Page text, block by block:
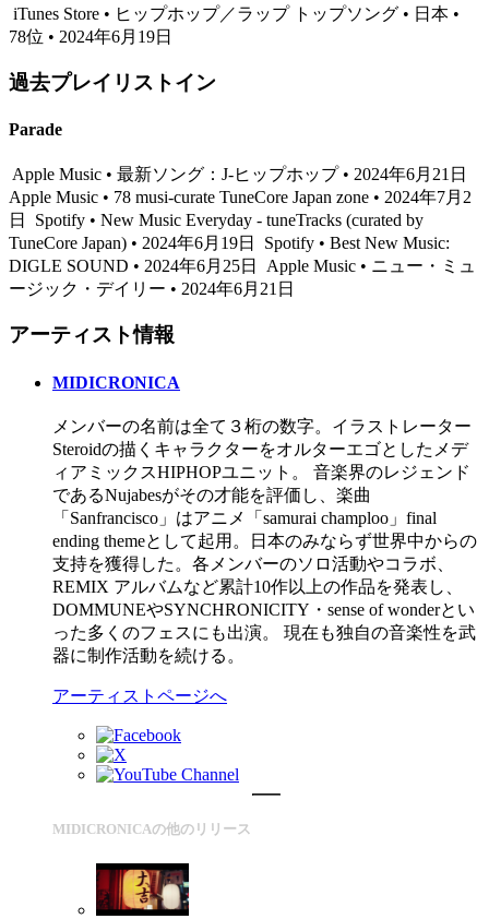
iTunes Store • ヒップホップ／ラップ トップソング • 日本 •
78位 • 2024年6月19日
過去プレイリストイン
Parade
Apple Music • 最新ソング：J-ヒップホップ • 2024年6月21日
Apple Music • 78 musi-curate TuneCore Japan zone • 2024年7月2
日
Spotify • New Music Everyday - tuneTracks (curated by
TuneCore Japan) • 2024年6月19日
Spotify • Best New Music:
DIGLE SOUND • 2024年6月25日
Apple Music • ニュー・ミュ
ージック・デイリー • 2024年6月21日
アーティスト情報
MIDICRONICA
メンバーの名前は全て３桁の数字。イラストレーター
Steroidの描くキャラクターをオルターエゴとしたメデ
ィアミックスHIPHOPユニット。 音楽界のレジェンド
であるNujabesがその才能を評価し、楽曲
「Sanfrancisco」はアニメ「samurai champloo」final
ending themeとして起用。日本のみならず世界中からの
支持を獲得した。各メンバーのソロ活動やコラボ、
REMIX アルバムなど累計10作以上の作品を発表し、
DOMMUNEやSYNCHRONICITY・sense of wonderとい
った多くのフェスにも出演。 現在も独自の音楽性を武
器に制作活動を続ける。
アーティストページへ
MIDICRONICAの他のリリース